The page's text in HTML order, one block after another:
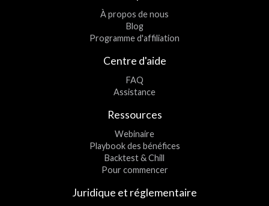
À propos de nous
Blog
Programme d'affiliation
Centre d'aide
FAQ
Assistance
Ressources
Webinaire
Playbook des bénéfices
Backtest & Chill
Pour commencer
Juridique et réglementaire